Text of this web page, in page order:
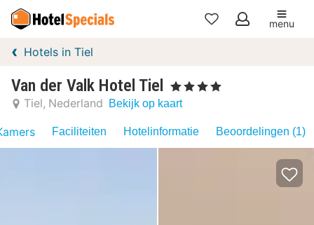
Mijn
menu
Hotels in Tiel
Van der Valk Hotel Tiel , 4 Sterren
Tiel Nederland Bekijk op kaart
Faciliteiten Hotelinformatie Beoordelingen (1)